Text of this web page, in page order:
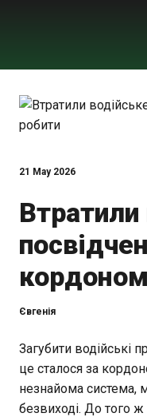
21 May 2026
Втратили
Євгенія
Загубити водійські
це сталося за
незнайома система,
безвиході. До того